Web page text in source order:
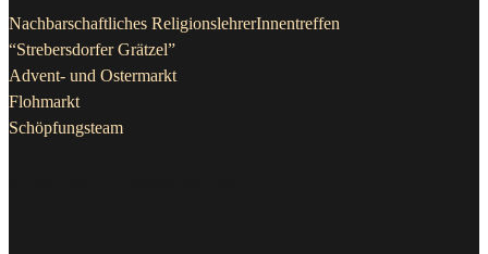
Nachbarschaftliches ReligionslehrerInnentreffen
“Strebersdorfer Grätzel”
Advent- und Ostermarkt
Flohmarkt
Schöpfungsteam